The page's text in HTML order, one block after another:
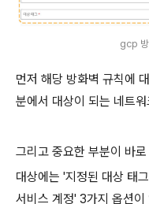
gcp 방
먼저 해당 방화벽 규칙에
분에서 대상이 되는 네트
그리고 중요한 부분이 바로
대상에는 '지정된 대상 태
서비스 계정' 3가지 옵션이